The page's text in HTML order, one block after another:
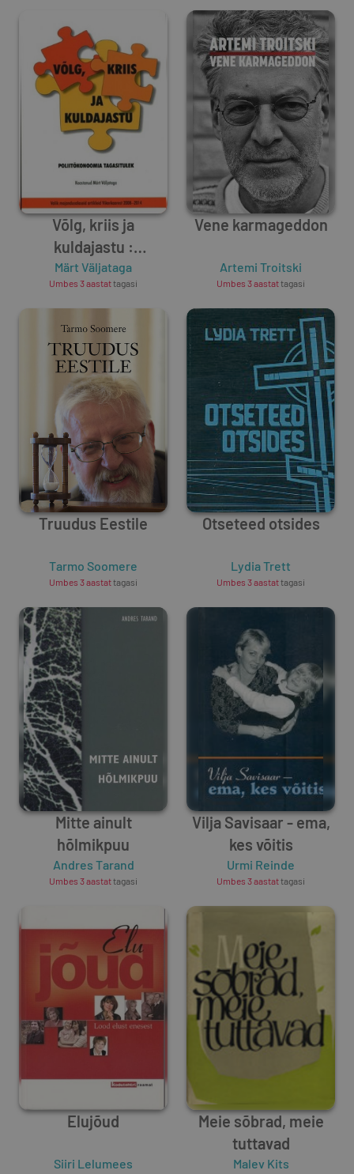
Võlg, kriis ja
kuldajastu :
poliitökonoomia
tagasitulek
Märt Väljataga
Umbes 3 aastattagasi
Vene karmageddon
Artemi Troitski
Umbes 3 aastattagasi
Truudus Eestile
Tarmo Soomere
Umbes 3 aastattagasi
Otseteed otsides
Lydia Trett
Umbes 3 aastattagasi
Mitte ainult
hõlmikpuu
Andres Tarand
Umbes 3 aastattagasi
Vilja Savisaar - ema,
kes võitis
Urmi Reinde
Umbes 3 aastattagasi
Elujõud
Siiri Lelumees
Meie sõbrad, meie
tuttavad
Malev Kits